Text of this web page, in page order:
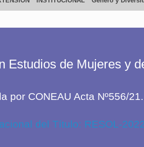
Estudios de Mujeres y
por CONEAU Acta Nº556/21.
del Título: RESOL-